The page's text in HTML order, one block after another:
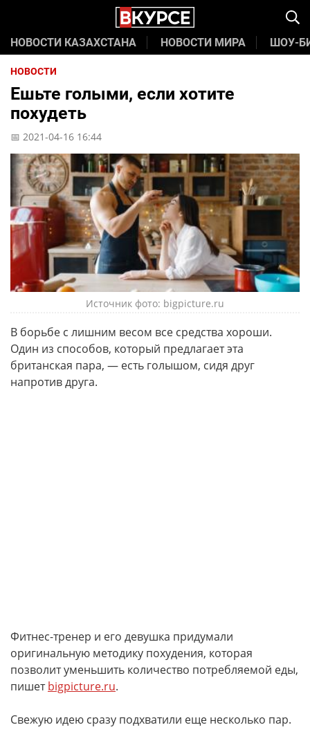
НОВОСТИ КАЗАХСТАНА НОВОСТИ МИРА ШОУ-
НОВОСТИ
Ешьте голыми, если хотите
похудеть
📅 2021-04-16 16:44
Источник фото: bigpicture.ru
В борьбе с лишним весом все средства хороши.
Один из способов, который предлагает эта
британская пара, — есть голышом, сидя друг
напротив друга.
Фитнес-тренер и его девушка придумали
оригинальную методику похудения, которая
позволит уменьшить количество потребляемой еды,
пишетbigpicture.ru.
Свежую идею сразу подхватили еще несколько пар.